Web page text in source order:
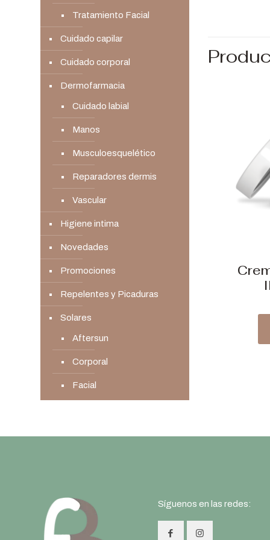
Tratamiento Facial
Cuidado capilar
Cuidado corporal
Dermofarmacia
Cuidado labial
Manos
Musculoesquelético
Reparadores dermis
Vascular
Higiene intima
Novedades
Promociones
Repelentes y Picaduras
Solares
Aftersun
Corporal
Facial
Síguenos en las redes: